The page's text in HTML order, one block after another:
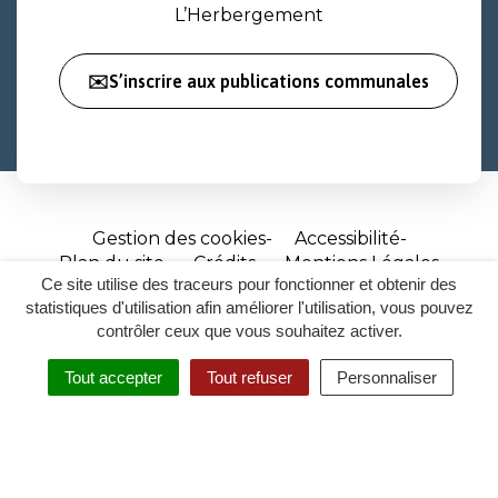
Ce site utilise des traceurs pour fonctionner et obtenir des
statistiques d'utilisation afin améliorer l'utilisation, vous pouvez
contrôler ceux que vous souhaitez activer.
Tout accepter Tout refuser Personnaliser
RECHERCHER
ACCESSIBILITÉ
L’Herbergement
✉️S’inscrire aux publications communales
Gestion des cookies
Accessibilité
Plan du site
Crédits
Mentions Légales
Site
réalisé
par
Inovagora